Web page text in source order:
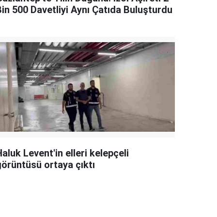
500 Davetliyi Aynı Çatıda Buluşturdu
Levent'in elleri kelepçeli
ortaya çıktı